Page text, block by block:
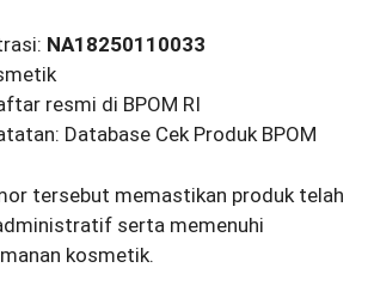
NA18250110033
resmi di BPOM RI
Database Cek Produk BPOM
tersebut memastikan produk telah
serta memenuhi
kosmetik.